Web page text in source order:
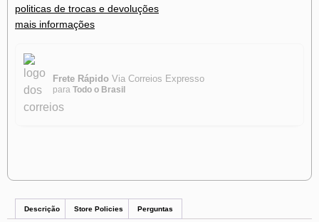
politicas de trocas e devoluções
mais informações
Frete Rápido Via Correios Expresso
para Todo o Brasil
Descrição Store Policies Perguntas